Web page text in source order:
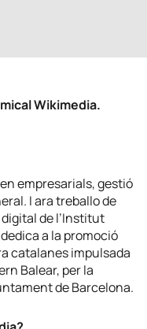
Wikimedia.
empresarials, gestió
I ara treballo de
de l’Institut
a la promoció
catalanes impulsada
Balear, per la
de Barcelona.